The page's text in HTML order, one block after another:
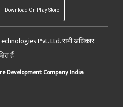
Download On Play Store
Pvt. Ltd. सभी अधिकार
हैं
Development Company India